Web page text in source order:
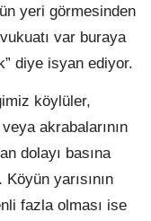
yeri görmesinden
var buraya
diye isyan ediyor.
köylüler,
akrabalarının
dolayı basına
yarısının
fazla olması ise